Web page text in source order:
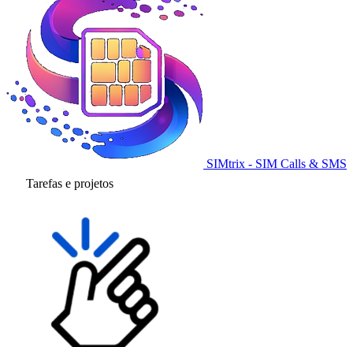
SIMtrix - SIM Calls & SMS
Tarefas e projetos